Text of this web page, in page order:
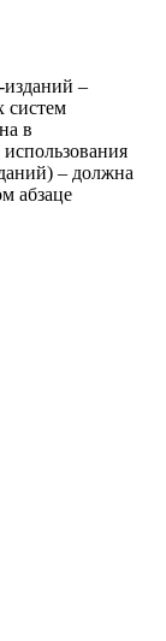
–
систем
в
– должна
абзаце